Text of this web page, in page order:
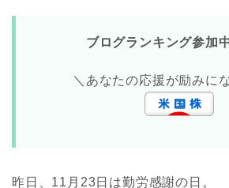
ブログランキング参加
＼あなたの応援が励みに
昨日、11月23日は勤労感謝の日。